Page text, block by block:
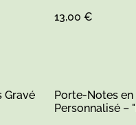
13,00 €
Gravé
Porte-Notes en
Personnalisé –